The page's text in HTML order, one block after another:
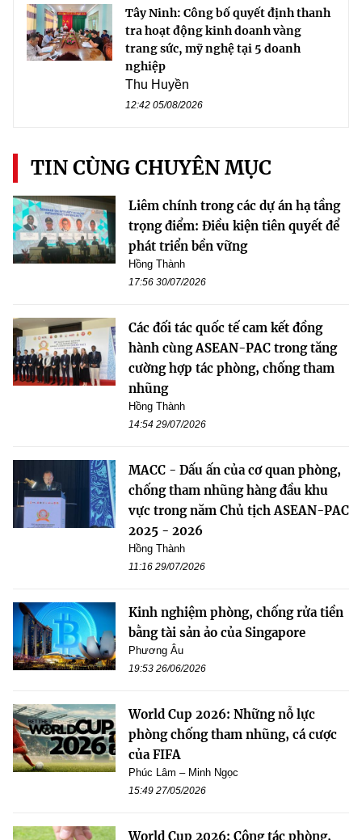
Tây Ninh: Công bố quyết định thanh
tra hoạt động kinh doanh vàng
trang sức, mỹ nghệ tại 5 doanh
nghiệp
Thu Huyền
12:42 05/08/2026
TIN CÙNG CHUYÊN MỤC
Liêm chính trong các dự án hạ tầng
trọng điểm: Điều kiện tiên quyết để
phát triển bền vững
Hồng Thành
17:56 30/07/2026
Các đối tác quốc tế cam kết đồng
hành cùng ASEAN-PAC trong tăng
cường hợp tác phòng, chống tham
nhũng
Hồng Thành
14:54 29/07/2026
MACC - Dấu ấn của cơ quan phòng,
chống tham nhũng hàng đầu khu
vực trong năm Chủ tịch ASEAN-PAC
2025 - 2026
Hồng Thành
11:16 29/07/2026
Kinh nghiệm phòng, chống rửa tiền
bằng tài sản ảo của Singapore
Phương Âu
19:53 26/06/2026
World Cup 2026: Những nỗ lực
phòng chống tham nhũng, cá cược
của FIFA
Phúc Lâm – Minh Ngọc
15:49 27/05/2026
World Cup 2026: Công tác phòng,